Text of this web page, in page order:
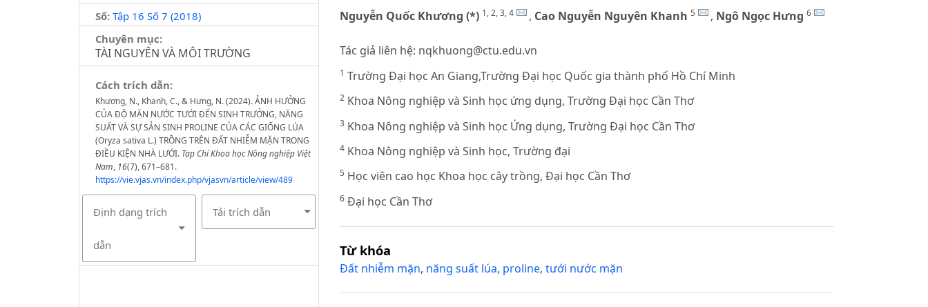
Số: Tập 16 Số 7 (2018)
Chuyên mục:
TÀI NGUYÊN VÀ MÔI TRƯỜNG
Cách trích dẫn:
Khương, N., Khanh, C., & Hưng, N. (2024). ẢNH HƯỞNG
CỦA ĐỘ MẶN NƯỚC TƯỚI ĐẾN SINH TRƯỞNG, NĂNG
SUẤT VÀ SỰ SẢN SINH PROLINE CỦA CÁC GIỐNG LÚA
(Oryza sativa L.) TRỒNG TRÊN ĐẤT NHIỄM MẶN TRONG
ĐIỀU KIỆN NHÀ LƯỚI. Tạp Chí Khoa học Nông nghiệp Việt
Nam, 16(7), 671–681.
https://vie.vjas.vn/index.php/vjasvn/article/view/489
Định dạng trích
dẫn
Tải trích dẫn
Nguyễn Quốc Khương (*) 1, 2, 3, 4 , Cao Nguyễn Nguyên Khanh 5 , Ngô Ngọc Hưng 6
Tác giả liên hệ: nqkhuong@ctu.edu.vn
1 Trường Đại học An Giang,Trường Đại học Quốc gia thành phố Hồ Chí Minh
2Khoa Nông nghiệp và Sinh học ứng dụng, Trường Đại học Cần Thơ
3Khoa Nông nghiệp và Sinh học Ứng dụng, Trường Đại học Cần Thơ
4Khoa Nông nghiệp và Sinh học, Trường đại
5 Học viên cao học Khoa học cây trồng, Đại học Cần Thơ
6Đại học Cần Thơ
Từ khóa
Đất nhiễm mặn, năng suất lúa, proline, tưới nước mặn